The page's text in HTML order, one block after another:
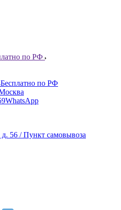
по РФ
Бесплатно по РФ
WhatsApp
56 / Пункт самовывоза